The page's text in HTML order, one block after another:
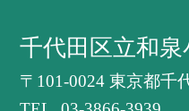
千代田区立和泉
〒101-0024 東京都千